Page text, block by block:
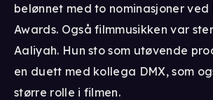
belønnet med to nominasjoner ved
Awards. Også filmmusikken var
Aaliyah. Hun sto som utøvende
en duett med kollega DMX, som
større rolle i filmen.